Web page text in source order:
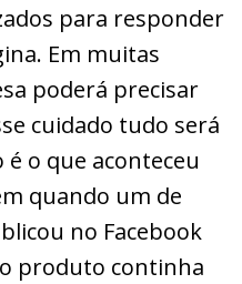
para responder
Em muitas
poderá precisar
cuidado tudo será
o que aconteceu
quando um de
no Facebook
produto continha